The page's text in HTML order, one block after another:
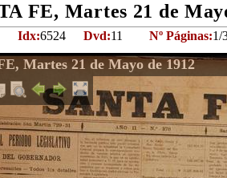
FE, Martes 21 de
Idx:6524 Dvd:11 Nº Páginas:1/
Martes 21 de Mayo de 1912